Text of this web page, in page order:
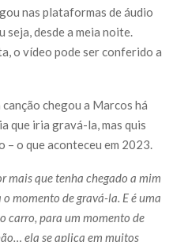
nas plataformas de áudio
desde a meia noite.
o vídeo pode ser conferido a
chegou a Marcos há
que iria gravá-la, mas quis
o que aconteceu em 2023.
mais que tenha chegado a mim
momento de gravá-la. E é uma
carro, para um momento de
ela se aplica em muitos